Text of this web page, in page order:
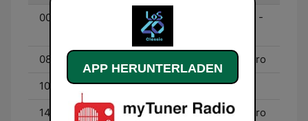
00:00 - 08:00
LOS40 Dance in Session -
Con Arturo Grao
08:00 - 10:00 Clímax - Con José M. Duro
10:00 - 14:00 Fórmula LOS40 Dance
14:00 - 16:00 Clímax - Con José M. Duro
APP HERUNTERLADEN